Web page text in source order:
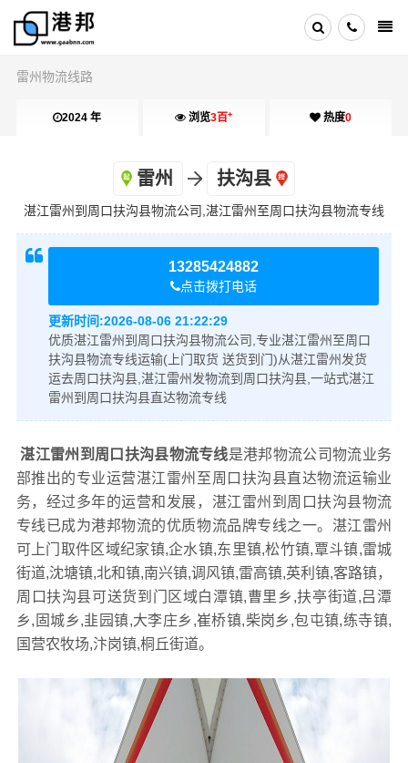
雷州物流线路
2024 年 浏览3百+ 热度0
雷州 扶沟县
湛江雷州到周口扶沟县物流公司,湛江雷州至周口扶沟县物流专线
13285424882
点击拨打电话
更新时间:2026-08-06 21:22:29
优质湛江雷州到周口扶沟县物流公司,专业湛江雷州至周口
扶沟县物流专线运输(上门取货 送货到门)从湛江雷州发货
运去周口扶沟县,湛江雷州发物流到周口扶沟县,一站式湛江
雷州到周口扶沟县直达物流专线
湛江雷州到周口扶沟县物流专线是港邦物流公司物流业务
部推出的专业运营湛江雷州至周口扶沟县直达物流运输业
务，经过多年的运营和发展，湛江雷州到周口扶沟县物流
专线已成为港邦物流的优质物流品牌专线之一。湛江雷州
可上门取件区域纪家镇,企水镇,东里镇,松竹镇,覃斗镇,雷城
街道,沈塘镇,北和镇,南兴镇,调风镇,雷高镇,英利镇,客路镇，
周口扶沟县可送货到门区域白潭镇,曹里乡,扶亭街道,吕潭
乡,固城乡,韭园镇,大李庄乡,崔桥镇,柴岗乡,包屯镇,练寺镇,
国营农牧场,汴岗镇,桐丘街道。